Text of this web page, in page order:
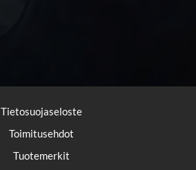
Tietosuojaseloste
Toimitusehdot
Tuotemerkit